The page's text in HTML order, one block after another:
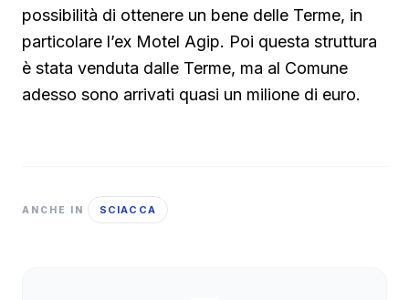
possibilità di ottenere un bene delle Terme, in
particolare l’ex Motel Agip. Poi questa struttura
è stata venduta dalle Terme, ma al Comune
adesso sono arrivati quasi un milione di euro.
ANCHE IN SCIACCA